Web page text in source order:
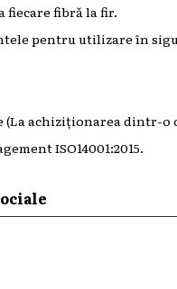
fibră la fir.
pentru utilizare în
(La achiziționarea dintr-o
ISO14001:2015.